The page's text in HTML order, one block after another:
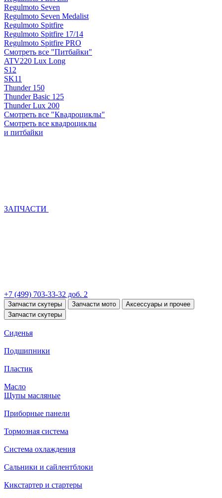
Regulmoto Seven
Regulmoto Seven Medalist
Regulmoto Spitfire
Regulmoto Spitfire 17/14
Regulmoto Spitfire PRO
Смотреть все "Питбайки"
ATV220 Lux Long
S12
SK11
Thunder 150
Thunder Basic 125
Thunder Lux 200
Смотреть все "Квадроциклы"
Смотреть все квадроциклы
и питбайки
ЗАПЧАСТИ
+7 (499) 703-33-32 доб. 2
Запчасти скутеры Запчасти мото
Аксессуары и прочее
Запчасти скутеры
Сиденья
Подшипники
Пластик
Масло
Щупы масляные
Приборные панели
Тормозная система
Система охлаждения
Сальники и сайлентблоки
Кикстартер и стартеры